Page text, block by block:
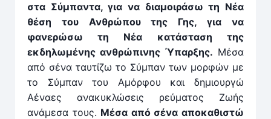
στα Σύμπαντα, για να διαμοιράσω τη Νέα
θέση του Ανθρώπου της Γης, για να
φανερώσω τη Νέα κατάσταση της
εκδηλωμένης ανθρώπινης Ύπαρξης. Μέσα
από σένα ταυτίζω το Σύμπαν των μορφών με
το Σύμπαν του Αμόρφου και δημιουργώ
Αέναες ανακυκλώσεις ρεύματος Ζωής
ανάμεσα τους. Μέσα από σένα αποκαθιστώ